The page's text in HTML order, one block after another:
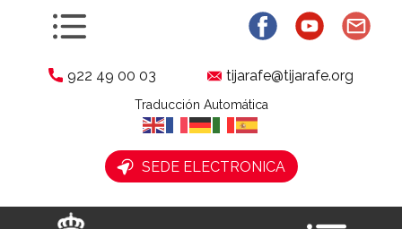
Traducción Automática
922 49 00 03
​ SEDE ELECTRONICA
tijarafe@tijarafe.org